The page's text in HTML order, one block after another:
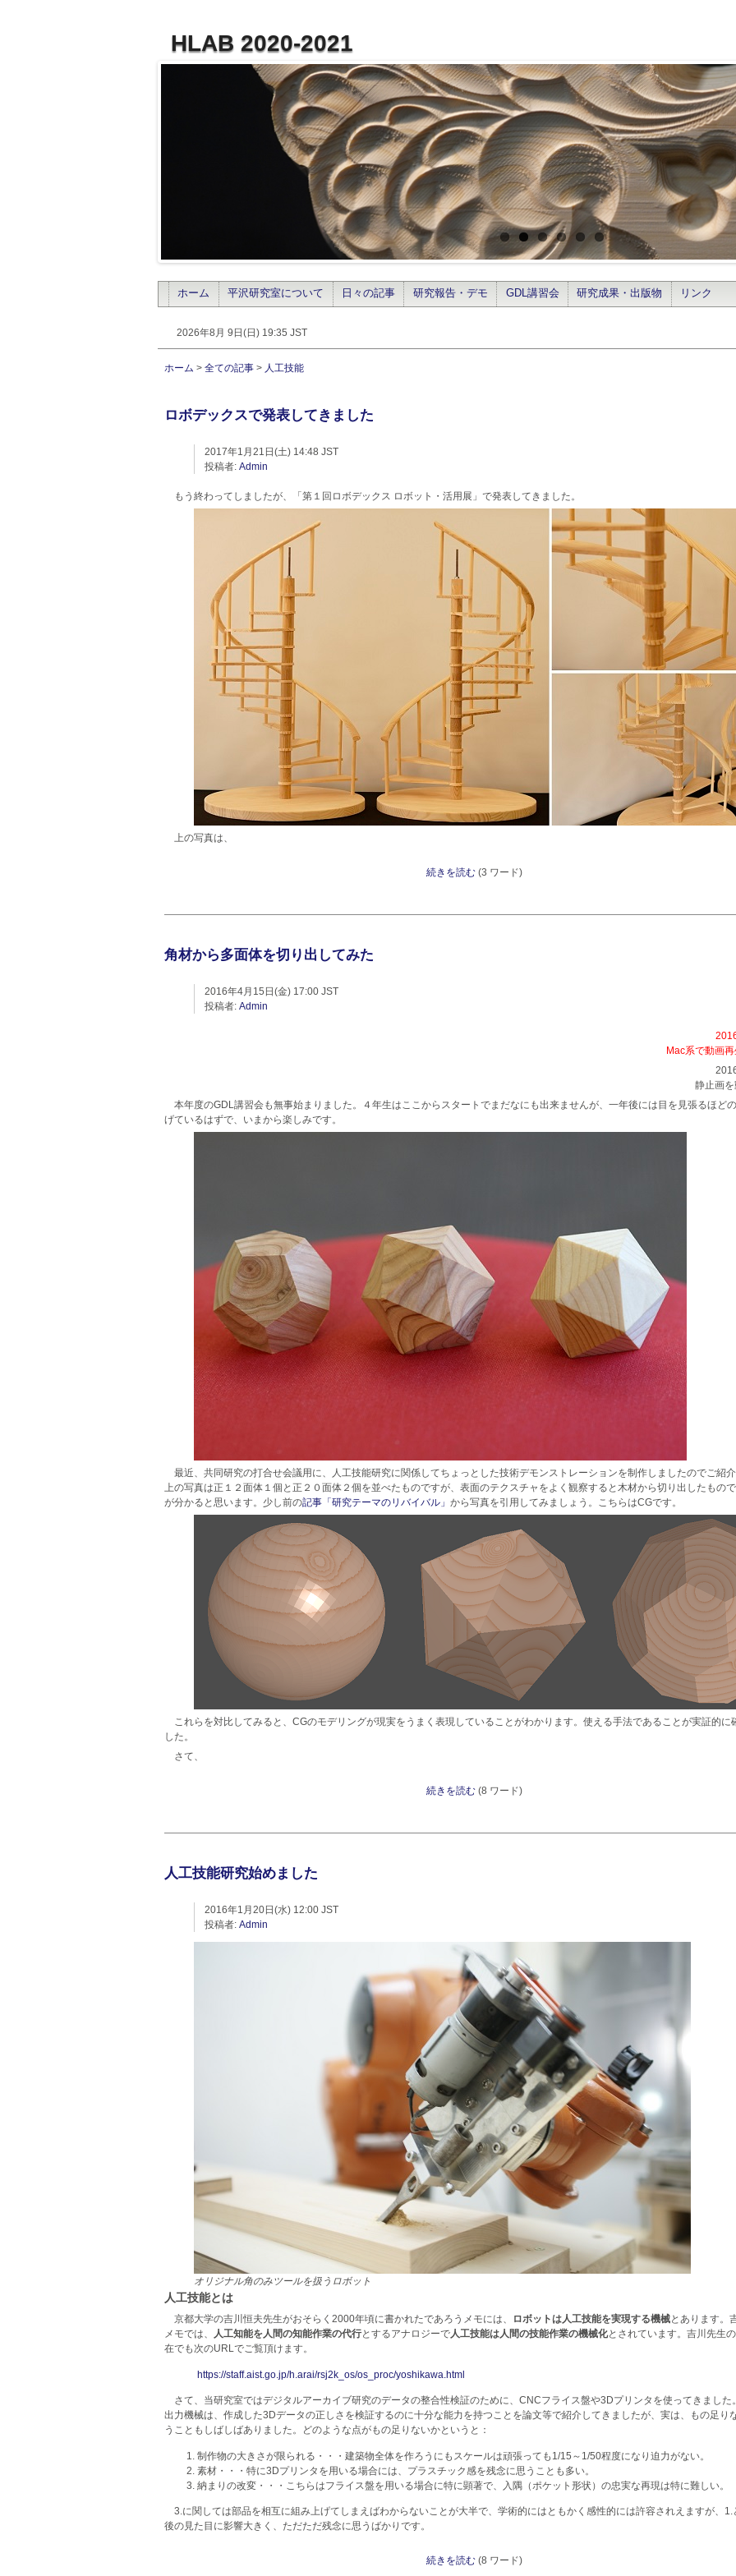
HLAB 2020-2021
ホーム 平沢研究室について 日々の記事 研究報告・デモ GDL講習会 研究成果・出版物 リンク
2026年8月 9日(日) 19:35 JST
ホーム > 全ての記事 > 人工技能
ロボデックスで発表してきました
2017年1月21日(土) 14:48 JST
投稿者: Admin
もう終わってしましたが、「第１回ロボデックス ロボット・活用展」で発表してきました。
上の写真は、
続きを読む(3 ワード)
角材から多面体を切り出してみた
2016年4月15日(金) 17:00 JST
投稿者: Admin
Mac系で動画
静止画
本年度のGDL講習会も無事始まりました。４年生はここからスタートでまだなにも出来ませんが、一年後には目を見張るほど
げているはずで、いまから楽しみです。
最近、共同研究の打合せ会議用に、人工技能研究に関係してちょっとした技術デモンストレーションを制作しましたのでご紹介
上の写真は正１２面体１個と正２０面体２個を並べたものですが、表面のテクスチャをよく観察すると木材から切り出したもの
が分かると思います。少し前の記事「研究テーマのリバイバル」 から写真を引用してみましょう。こちらはCGです。
これらを対比してみると、CGのモデリングが現実をうまく表現していることがわかります。使える手法であることが実証的に
した。
さて、
続きを読む(8 ワード)
人工技能研究始めました
2016年1月20日(水) 12:00 JST
投稿者: Admin
オリジナル角のみツールを扱うロボット
人工技能とは
京都大学の吉川恒夫先生がおそらく2000年頃に書かれたであろうメモには、 ロボットは人工技能を実現する機械とあります。
メモでは、 人工知能を人間の知能作業の代行とするアナロジーで人工技能は人間の技能作業の機械化とされています。吉川先生
在でも次のURLでご覧頂けます。
https://staff.aist.go.jp/h.arai/rsj2k_os/os_proc/yoshikawa.html
さて、当研究室ではデジタルアーカイブ研究のデータの整合性検証のために、CNCフライス盤や3Dプリンタを使ってきました
出力機械は、作成した3Dデータの正しさを検証するのに十分な能力を持つことを論文等で紹介してきましたが、実は、もの足り
うこともしばしばありました。どのような点がもの足りないかというと：
制作物の大きさが限られる・・・建築物全体を作ろうにもスケールは頑張っても1/15～1/50程度になり迫力がない。
素材・・・特に3Dプリンタを用いる場合には、プラスチック感を残念に思うことも多い。
納まりの改変・・・こちらはフライス盤を用いる場合に特に顕著で、入隅（ポケット形状）の忠実な再現は特に難しい。
3.に関しては部品を相互に組み上げてしまえばわからないことが大半で、学術的にはともかく感性的には許容されえますが、1.
後の見た目に影響大きく、ただただ残念に思うばかりです。
続きを読む(8 ワード)